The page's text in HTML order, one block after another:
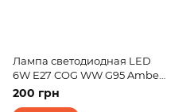
Лампа светодиодная LED
6W E27 COG WW G95 Amber
220V
200 грн